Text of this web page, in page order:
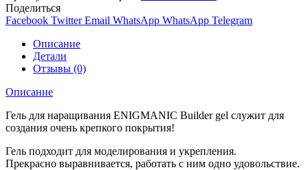
Поделиться
Facebook Twitter Email WhatsApp WhatsApp Telegram
Описание
Детали
Отзывы (0)
Описание
Гель для наращивания ENIGMANIC Builder gel служит для
создания очень крепкого покрытия!
Гель подходит для моделирования и укрепления.
Прекрасно выравнивается, работать с ним одно удовольствие.